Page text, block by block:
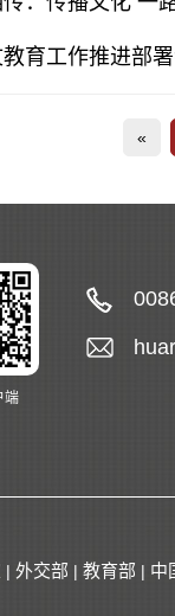
育工作推进部
«
端
| 外交部 | 教育部 | 中